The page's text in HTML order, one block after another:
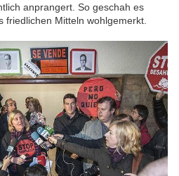
anprangert. So geschah es
friedlichen Mitteln wohlgemerkt.